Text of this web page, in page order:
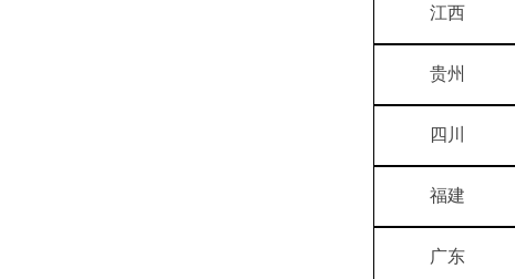
江西
贵州
四川
福建
广东